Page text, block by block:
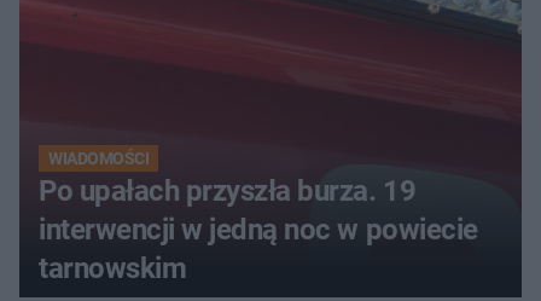
WIADOMOŚCI
Po upałach przyszła burza. 19
interwencji w jedną noc w powiecie
tarnowskim